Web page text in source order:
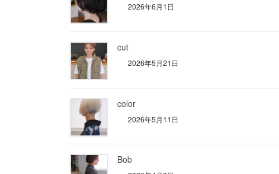
2026年6月1日
cut
2026年5月21日
color
2026年5月11日
Bob